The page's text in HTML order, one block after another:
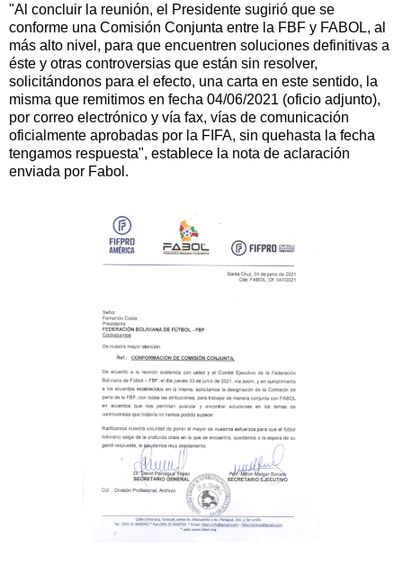
"Al concluir la reunión, el Presidente sugirió que se
conforme una Comisión Conjunta entre la FBF y FABOL, al
más alto nivel, para que encuentren soluciones definitivas a
éste y otras controversias que están sin resolver,
solicitándonos para el efecto, una carta en este sentido, la
misma que remitimos en fecha 04/06/2021 (oficio adjunto),
por correo electrónico y vía fax, vías de comunicación
oficialmente aprobadas por la FIFA, sin quehasta la fecha
tengamos respuesta", establece la nota de aclaración
enviada por Fabol.